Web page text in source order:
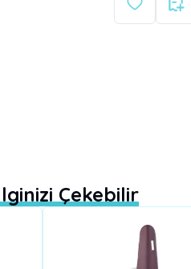
Çekebilir